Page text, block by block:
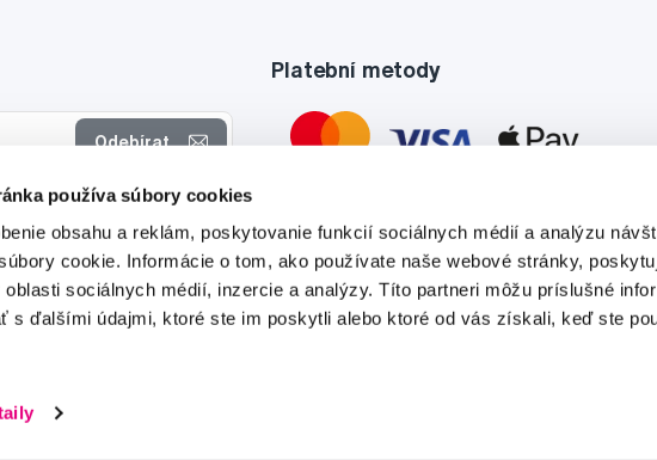
používa súbory cookies
obsahu a reklám, poskytovanie funkcií sociálnych médií a analýzu
cookie. Informácie o tom, ako používate naše webové stránky,
oblasti sociálnych médií, inzercie a analýzy. Títo partneri môžu príslušné
s ďalšími údajmi, ktoré ste im poskytli alebo ktoré od vás získali, keď ste
Odebírat
údajůpro tyto účely.
Platební metody